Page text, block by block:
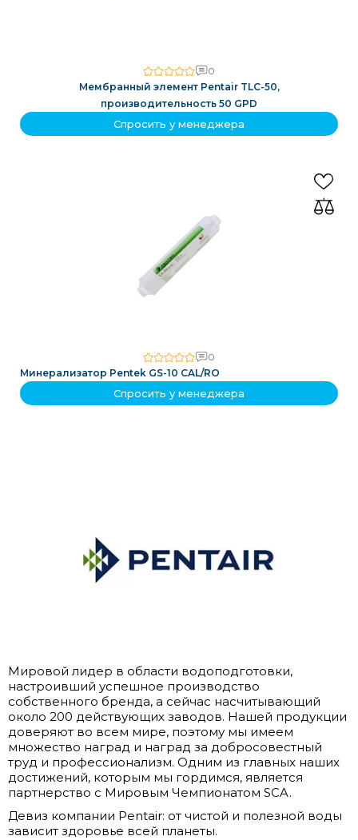
0
Мембранный элемент Pentair TLC-50,
производительность 50 GPD
Спросить у менеджера
0
Минерализатор Pentek GS-10 CAL/RO
Спросить у менеджера
Мировой лидер в области водоподготовки,
настроивший успешное производство
собственного бренда, а сейчас насчитывающий
около 200 действующих заводов. Нашей продукции
доверяют во всем мире, поэтому мы имеем
множество наград и наград за добросовестный
труд и профессионализм. Одним из главных наших
достижений, которым мы гордимся, является
партнерство с Мировым Чемпионатом SCA.
Девиз компании Pentair: от чистой и полезной воды
зависит здоровье всей планеты.